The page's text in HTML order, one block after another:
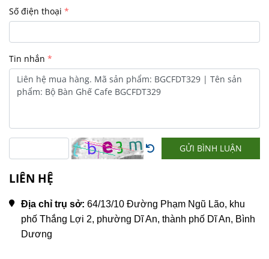
Số điện thoại
Tin nhắn
GỬI BÌNH LUẬN
LIÊN HỆ
Địa chỉ trụ sở: 64/13/10 Đường Phạm Ngũ Lão, khu
phố Thắng Lợi 2, phường Dĩ An, thành phố Dĩ An, Bình
Dương